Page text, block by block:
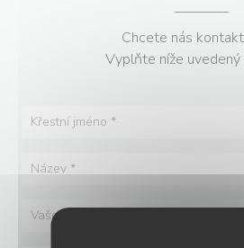
Chcete nás
Vyplňte níže uvedený